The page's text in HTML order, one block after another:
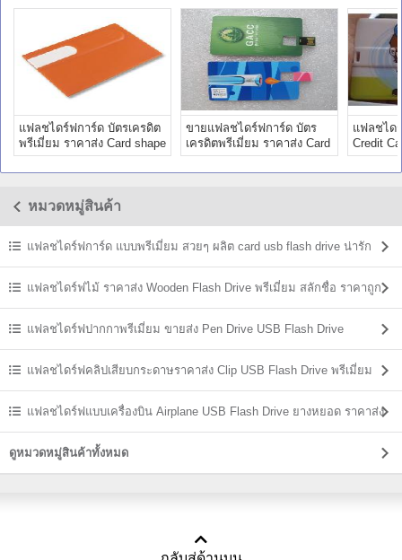
แฟลชไดร์ฟการ์ด บัตรเครดิต
พรีเมี่ยม ราคาส่ง Card shape
USB Flash Drive
ขายแฟลชไดร์ฟการ์ด บัตร
เครดิตพรีเมี่ยม ราคาส่ง Card
Flash Drive ติดโลโก้
แฟลชได
Credit
เมี่ยม
หมวดหมู่สินค้า
แฟลชไดร์ฟการ์ด แบบพรีเมี่ยม สวยๆ ผลิต card usb flash drive น่ารัก
แฟลชไดร์ฟไม้ ราคาส่ง Wooden Flash Drive พรีเมี่ยม สลักชื่อ ราคาถูก
แฟลชไดร์ฟปากกาพรีเมี่ยม ขายส่ง Pen Drive USB Flash Drive
แฟลชไดร์ฟคลิปเสียบกระดาษราคาส่ง Clip USB Flash Drive พรีเมี่ยม
ราคาถูกแฟลชไดร์ฟแบบเครื่องบิน Airplane USB Flash Drive ยางหยอด ราคาส่ง
ดูหมวดหมู่สินค้าทั้งหมด